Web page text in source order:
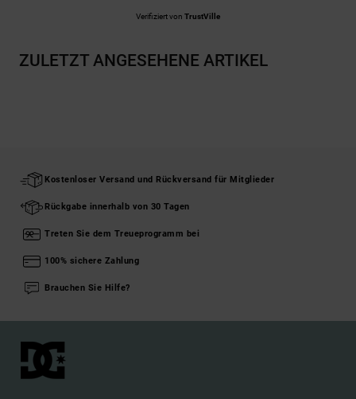
Verifiziert von TrustVille
ZULETZT ANGESEHENE ARTIKEL
Kostenloser Versand und Rückversand für Mitglieder
Rückgabe innerhalb von 30 Tagen
Treten Sie dem Treueprogramm bei
100% sichere Zahlung
Brauchen Sie Hilfe?